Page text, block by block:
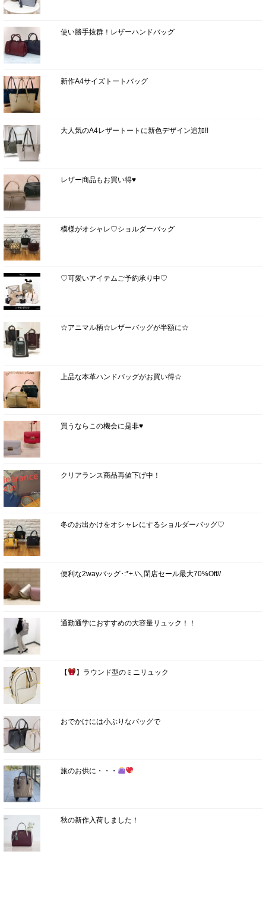
使い勝手抜群！レザーハンドバッグ
新作A4サイズトートバッグ
大人気のA4レザートートに新色デザイン追加!!
レザー商品もお買い得♥
模様がオシャレ♡ショルダーバッグ
♡可愛いアイテムご予約承り中♡
☆アニマル柄☆レザーバッグが半額に☆
上品な本革ハンドバッグがお買い得☆
買うならこの機会に是非♥
クリアランス商品再値下げ中！
冬のお出かけをオシャレにするショルダーバッグ♡
便利な2wayバッグ･:*+.\＼閉店セール最大70%Off//
通勤通学におすすめの大容量リュック！！
【 】ラウンド型のミニリュック
おでかけには小ぶりなバッグで
旅のお供に・・・
秋の新作入荷しました！